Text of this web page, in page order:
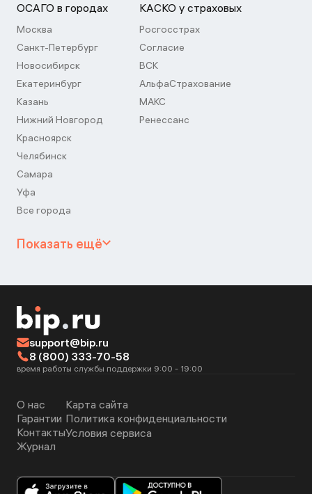
ОСАГО в городах
Москва
Санкт-Петербург
Новосибирск
Екатеринбург
Казань
Нижний Новгород
Красноярск
Челябинск
Самара
Уфа
Все города
КАСКО у страховых
Росгосстрах
Согласие
ВСК
АльфаСтрахование
МАКС
Ренессанс
Показать ещё
support@bip.ru
8 (800) 333-70-58
время работы службы поддержки 9:00 - 19:00
О нас
Гарантии
Контакты
Журнал
Карта сайта
Политика конфиденциальности
Условия сервиса